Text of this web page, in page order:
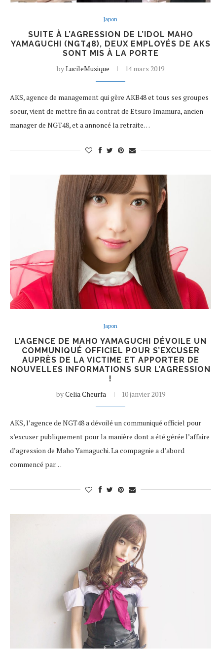
Japon
SUITE À L’AGRESSION DE L’IDOL MAHO
YAMAGUCHI (NGT48), DEUX EMPLOYÉS DE AKS
SONT MIS À LA PORTE
byLucileMusique 14 mars 2019
AKS, agence de management qui gère AKB48 et tous ses groupes
soeur, vient de mettre fin au contrat de Etsuro Imamura, ancien
manager de NGT48, et a annoncé la retraite…
Japon
L’AGENCE DE MAHO YAMAGUCHI DÉVOILE UN
COMMUNIQUÉ OFFICIEL POUR S’EXCUSER
AUPRÈS DE LA VICTIME ET APPORTER DE
NOUVELLES INFORMATIONS SUR L’AGRESSION
!
byCelia Cheurfa 10 janvier 2019
AKS, l’agence de NGT48 a dévoilé un communiqué officiel pour
s’excuser publiquement pour la manière dont a été gérée l’affaire
d’agression de Maho Yamaguchi. La compagnie a d’abord
commencé par…